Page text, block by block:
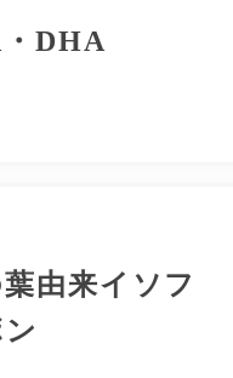
DHA
由来イソフ